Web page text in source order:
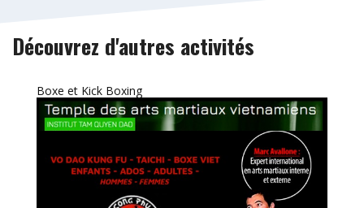
Découvrez d'autres activités
Boxe et Kick Boxing